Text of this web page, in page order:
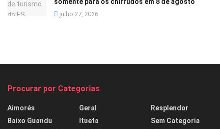
somente para os chifrudos em 8 de agosto
julho 27, 2026
Procurar por Categorias
Aimorés
Baixo Guandu
Geral
Itueta
Resplendor
Sem Categoria